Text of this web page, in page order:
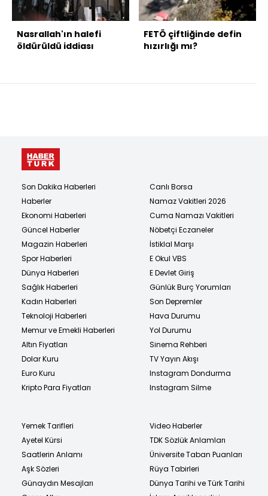
Nasrallah'ın halefi
öldürüldü iddiası
FETÖ çiftliğinde defin
hızırlığı mı?
Son Dakika Haberleri
Haberler
Ekonomi Haberleri
Güncel Haberler
Magazin Haberleri
Spor Haberleri
Dünya Haberleri
Sağlık Haberleri
Kadın Haberleri
Teknoloji Haberleri
Memur ve Emekli Haberleri
Altın Fiyatları
Dolar Kuru
Euro Kuru
Kripto Para Fiyatları
Canlı Borsa
Namaz Vakitleri 2026
Cuma Namazı Vakitleri
Nöbetçi Eczaneler
İstiklal Marşı
E Okul VBS
E Devlet Giriş
Günlük Burç Yorumları
Son Depremler
Hava Durumu
Yol Durumu
Sinema Rehberi
TV Yayın Akışı
Instagram Dondurma
Instagram Silme
Yemek Tarifleri
Ayetel Kürsi
Saatlerin Anlamı
Aşk Sözleri
Günaydın Mesajları
Video Haberler
TDK Sözlük Anlamları
Üniversite Taban Puanları
Rüya Tabirleri
Dünya Tarihi ve Türk Tarihi